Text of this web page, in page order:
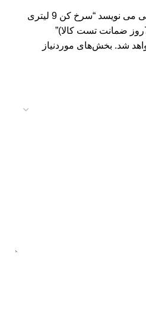
اولین کسی باشید که دیدگاهی می نویسد “سرخ کن 9 لیتری
شد. بخش‌های موردنیاز